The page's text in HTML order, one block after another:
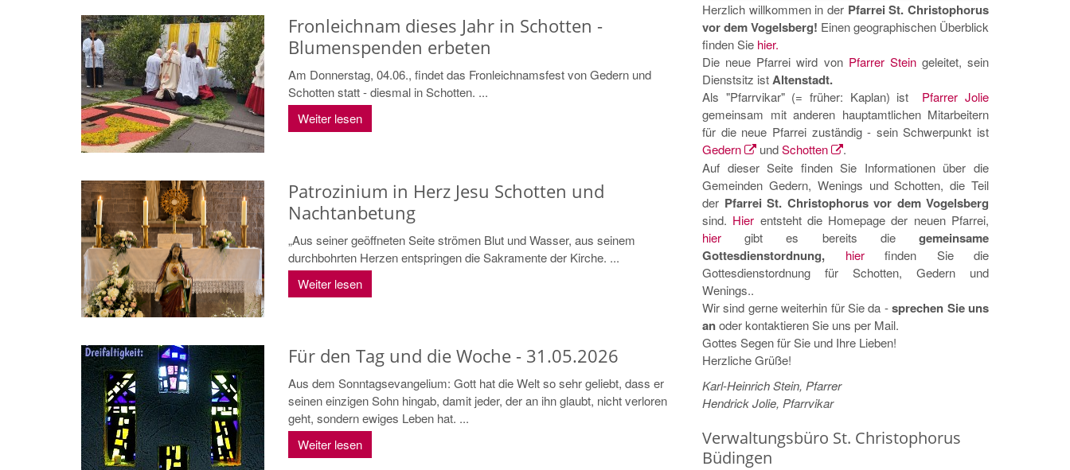
Fronleichnam dieses Jahr in Schotten -
Blumenspenden erbeten
Am Donnerstag, 04.06., findet das Fronleichnamsfest von Gedern und
Schotten statt - diesmal in Schotten. ...
Weiter lesen
Patrozinium in Herz Jesu Schotten und
Nachtanbetung
„Aus seiner geöffneten Seite strömen Blut und Wasser, aus seinem
durchbohrten Herzen entspringen die Sakramente der Kirche. ...
Weiter lesen
Für den Tag und die Woche - 31.05.2026
Aus dem Sonntagsevangelium: Gott hat die Welt so sehr geliebt, dass er
seinen einzigen Sohn hingab, damit jeder, der an ihn glaubt, nicht verloren
geht, sondern ewiges Leben hat. ...
Weiter lesen
Herzlich willkommen in der Pfarrei St. Christophorus
vor dem Vogelsberg! Einen geographischen Überblick
finden Sie hier.
Die neue Pfarrei wird von Pfarrer Steingeleitet, sein
Dienstsitz istAltenstadt.
Als "Pfarrvikar" (= früher: Kaplan) ist Pfarrer Jolie
gemeinsam mit anderen hauptamtlichen Mitarbeitern
für die neue Pfarrei zuständig - sein Schwerpunkt ist
Gedern
undSchotten
.
Auf dieser Seite finden Sie Informationen über die
Gemeinden Gedern, Wenings und Schotten, die Teil
der Pfarrei St. Christophorus vor dem Vogelsberg
sind. Hier entsteht die Homepage der neuen Pfarrei,
hier gibt es bereits die gemeinsame
Gottesdienstordnung,
hierfinden Sie die
Gottesdienstordnung für Schotten, Gedern und
Wenings..
Wir sind gerne weiterhin für Sie da -sprechen Sie uns
anoder kontaktieren Sie uns per Mail.
Gottes Segen für Sie und Ihre Lieben!
Herzliche Grüße!
Karl-Heinrich Stein, Pfarrer
Hendrick Jolie, Pfarrvikar
Verwaltungsbüro St. Christophorus
Büdingen